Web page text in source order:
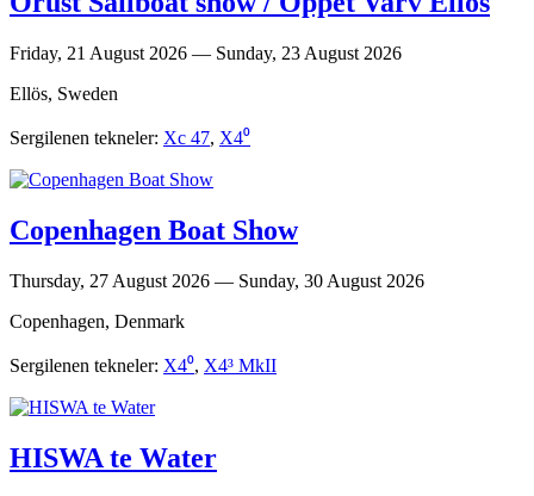
Friday, 21 August 2026 — Sunday, 23 August 2026
Ellös, Sweden
Sergilenen tekneler: Xc 47, X4⁰
Copenhagen Boat Show
Thursday, 27 August 2026 — Sunday, 30 August 2026
Copenhagen, Denmark
Sergilenen tekneler: X4⁰, X4³ MkII
HISWA te Water